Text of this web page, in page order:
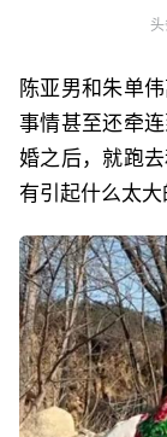
陈亚男和朱单
事情甚至还牵
婚之后，就跑
有引起什么太大